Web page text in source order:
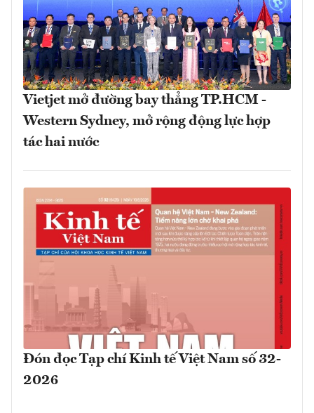
Vietjet mở đường bay thẳng TP.HCM -
Western Sydney, mở rộng động lực hợp
tác hai nước
Đón đọc Tạp chí Kinh tế Việt Nam số 32-
2026